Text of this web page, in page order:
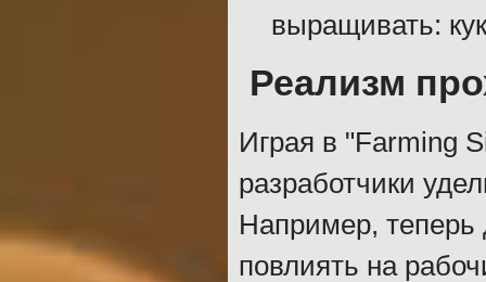
выращивать:
Реализм
Играя в "Farming
разработчики
Например, теперь
повлиять на